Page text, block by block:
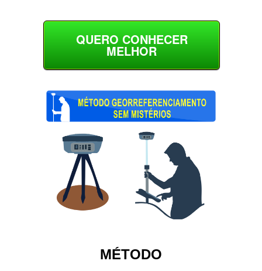
QUERO CONHECER
MELHOR
MÉTODO